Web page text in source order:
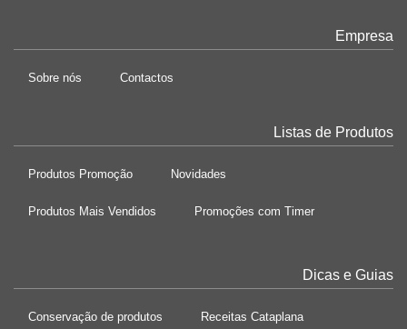
Empresa
Sobre nós Contactos
Listas de Produtos
Produtos Promoção Novidades
Produtos Mais Vendidos Promoções com Timer
Dicas e Guias
Conservação de produtos Receitas Cataplana